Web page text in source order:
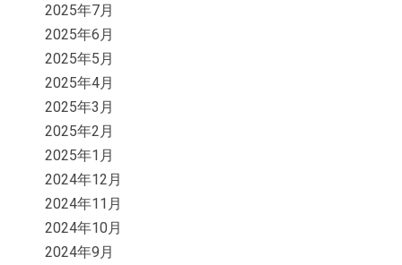
2025年7月
2025年6月
2025年5月
2025年4月
2025年3月
2025年2月
2025年1月
2024年12月
2024年11月
2024年10月
2024年9月